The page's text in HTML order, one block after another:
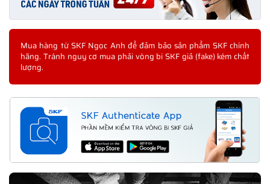
Mua hàng từ SKF Ngọc Anh để đảm bảo sản phẩm SKF chính
hãng. Tránh nguy cơ mua phải vòng bi SKF giả (fake) kém chất
lượng.